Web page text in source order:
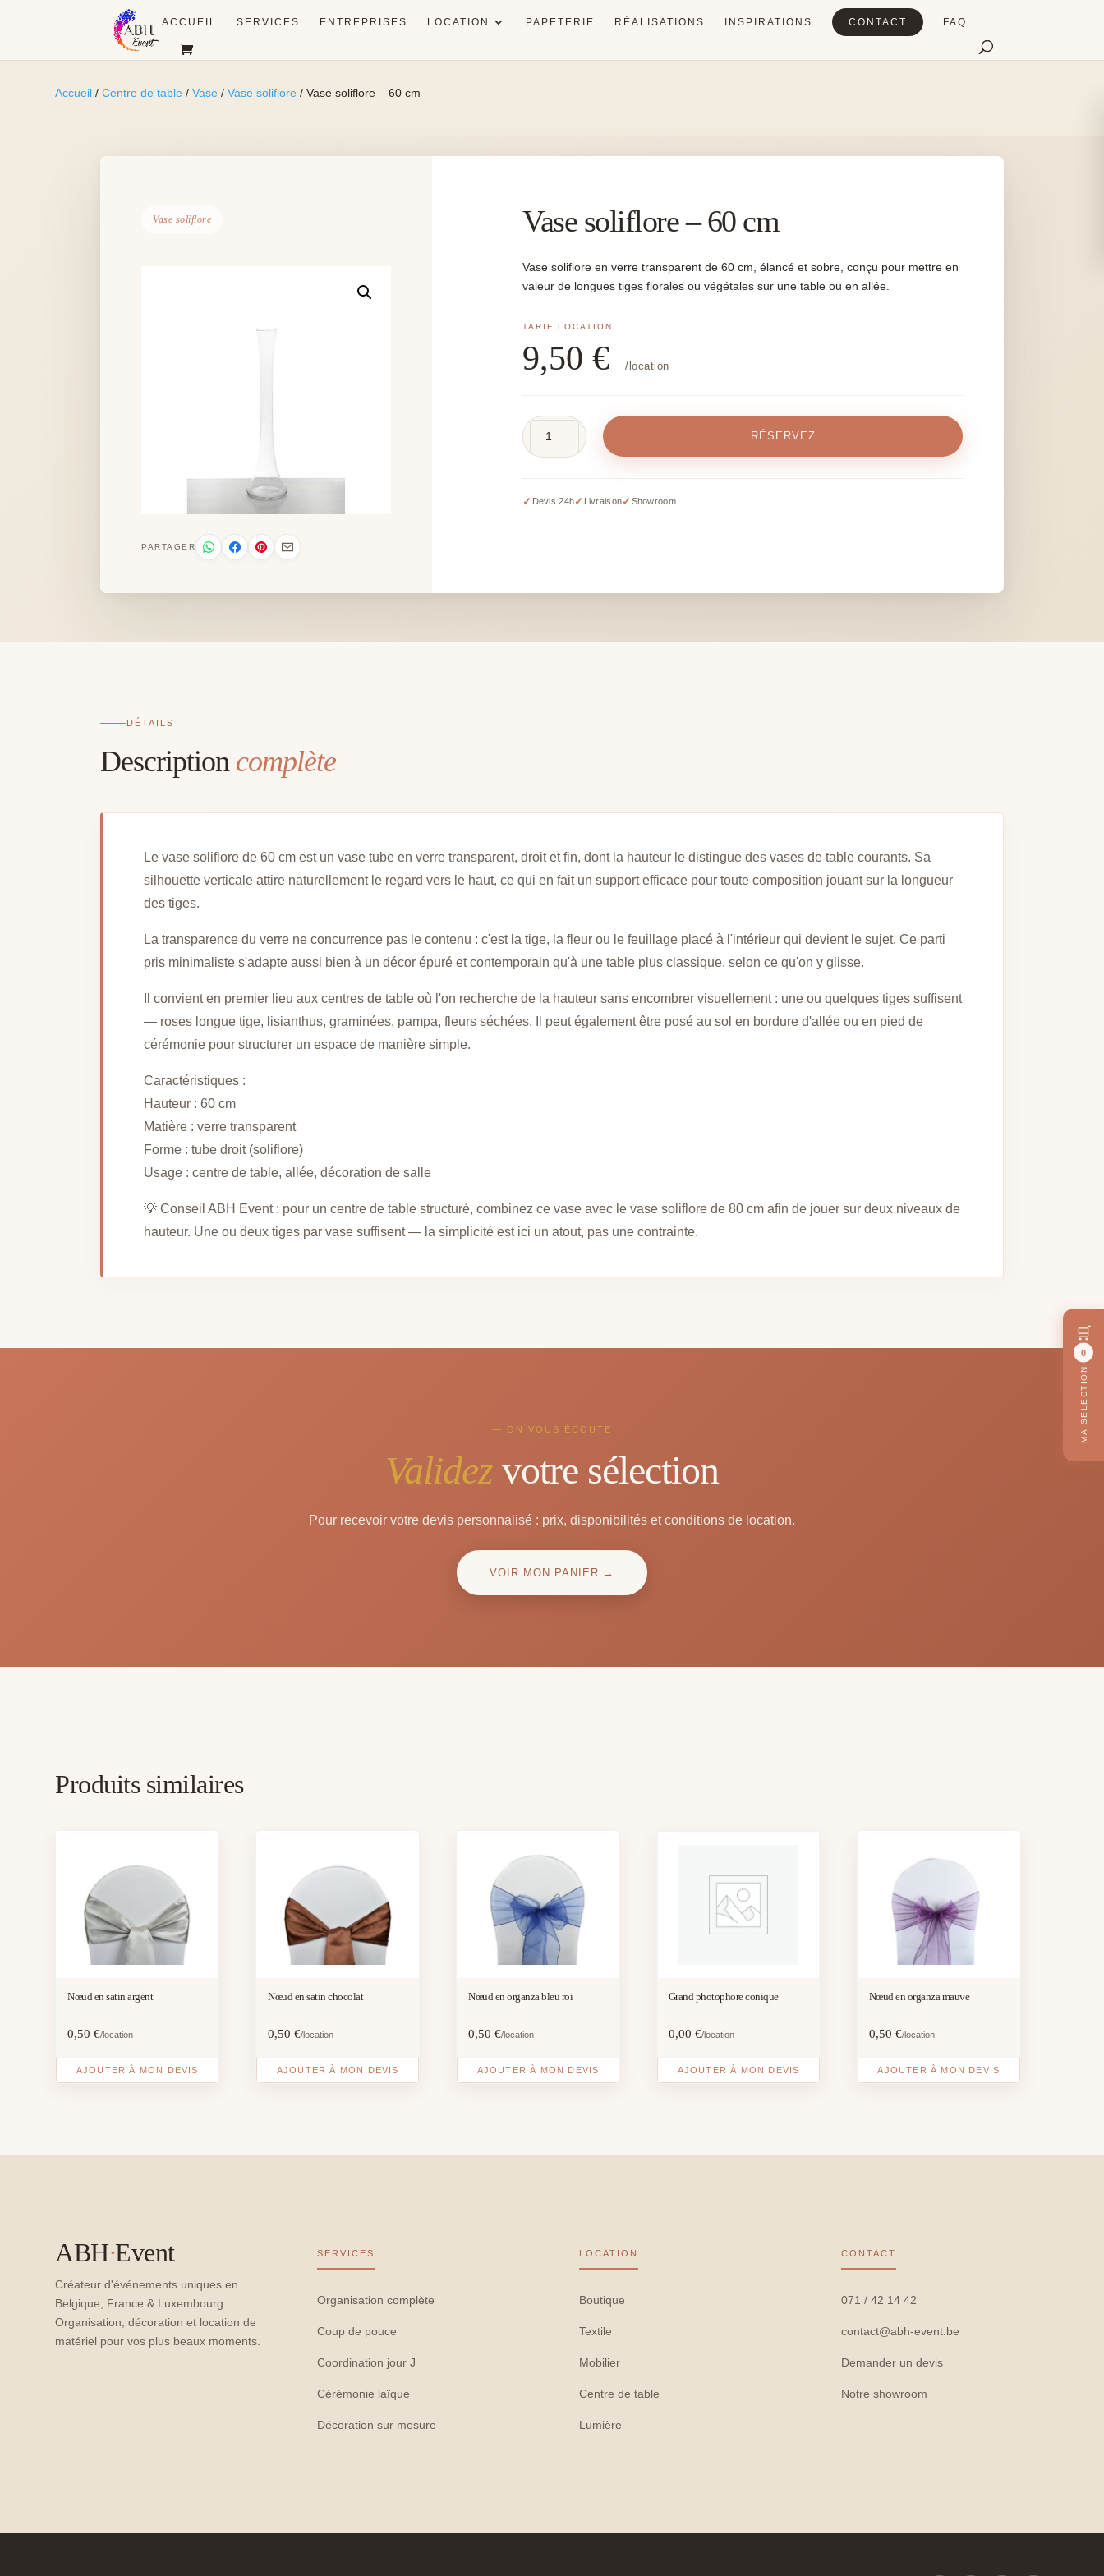
ACCUEIL SERVICES ENTREPRISES LOCATION PAPETERIE RÉALISATIONS INSPIRATIONS CONTACT FAQ
Accueil /Centre de table /Vase /Vase soliflore / Vase soliflore – 60 cm
Vase soliflore
PARTAGER
Vase soliflore – 60 cm
Vase soliflore en verre transparent de 60 cm, élancé et sobre, conçu pour mettre en
valeur de longues tiges florales ou végétales sur une table ou en allée.
9,50€ /location
-
RÉSERVEZ
✓ Devis 24h✓ Livraison✓ Showroom
DÉTAILS
Description complète
Le vase soliflore de 60 cm est un vase tube en verre transparent, droit et fin, dont la hauteur le distingue des vases de table courants. Sa
silhouette verticale attire naturellement le regard vers le haut, ce qui en fait un support efficace pour toute composition jouant sur la longueur
des tiges.
La transparence du verre ne concurrence pas le contenu : c'est la tige, la fleur ou le feuillage placé à l'intérieur qui devient le sujet. Ce parti
pris minimaliste s'adapte aussi bien à un décor épuré et contemporain qu'à une table plus classique, selon ce qu'on y glisse.
Il convient en premier lieu aux centres de table où l'on recherche de la hauteur sans encombrer visuellement : une ou quelques tiges suffisent
— roses longue tige, lisianthus, graminées, pampa, fleurs séchées. Il peut également être posé au sol en bordure d'allée ou en pied de
cérémonie pour structurer un espace de manière simple.
Caractéristiques :
Hauteur : 60 cm
Matière : verre transparent
Forme : tube droit (soliflore)
Usage : centre de table, allée, décoration de salle
💡 Conseil ABH Event : pour un centre de table structuré, combinez ce vase avec le vase soliflore de 80 cm afin de jouer sur deux niveaux de
hauteur. Une ou deux tiges par vase suffisent — la simplicité est ici un atout, pas une contrainte.
— ON VOUS ÉCOUTE
Validez votre sélection
Pour recevoir votre devis personnalisé : prix, disponibilités et conditions de location.
VOIR MON PANIER →
Produits similaires
Nœud en satin argent
0,50€/location
AJOUTER À MON DEVIS
Nœud en satin chocolat
0,50€/location
AJOUTER À MON DEVIS
Nœud en organza bleu roi
0,50€/location
AJOUTER À MON DEVIS
Grand photophore conique
0,00 €/location
AJOUTER À MON DEVIS
Nœud en organza mauve
0,50 €/location
AJOUTER À MON DEVIS
ABH·Event
Créateur d'événements uniques en
Belgique, France & Luxembourg.
Organisation, décoration et location de
matériel pour vos plus beaux moments.
SERVICES
Organisation complète
Coup de pouce
Coordination jour J
Cérémonie laïque
Décoration sur mesure
LOCATION
Boutique
Textile
Mobilier
Centre de table
Lumière
CONTACT
071 / 42 14 42
contact@abh-event.be
Demander un devis
Notre showroom
🛒
0
MA SÉLECTION